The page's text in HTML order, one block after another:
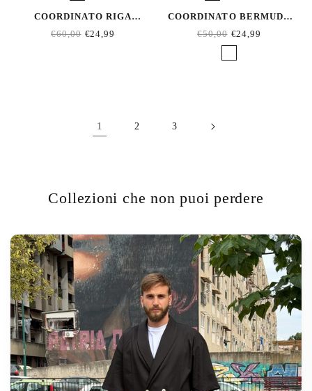
COORDINATO RIGA
€60,00 €24,99
COORDINATO BERMUDA
€50,00 €24,99
1 2 3
Collezioni che non puoi perdere